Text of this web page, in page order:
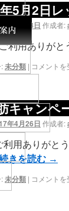
5月2日
年4月28日 作成者:
利用ありが
未分類 | コメント
キャン
年4月26日 作成者:
利用ありがと
きを読む →
未分類 | コメント